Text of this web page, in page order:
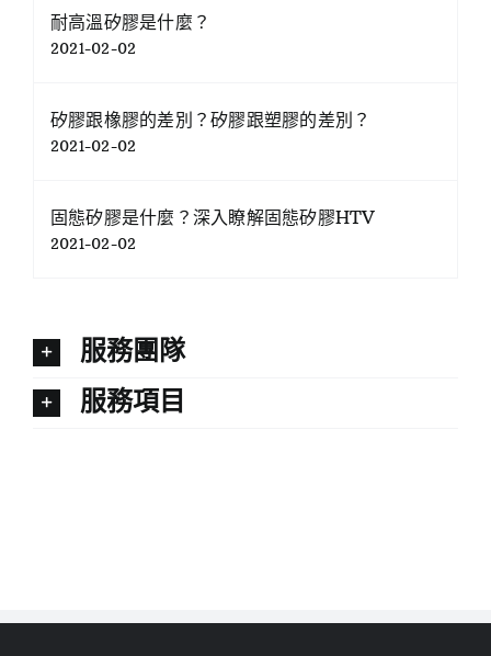
耐高溫矽膠是什麼？
2021-02-02
矽膠跟橡膠的差別？矽膠跟塑膠的差別？
2021-02-02
固態矽膠是什麼？深入瞭解固態矽膠HTV
2021-02-02
服務團隊
服務項目